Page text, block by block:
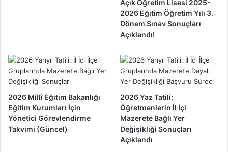
Açık Öğretim Lisesi 2025-
2026 Eğitim Öğretim Yılı 3.
Dönem Sınav Sonuçları
Açıklandı!
2026 Millî Eğitim Bakanlığı
Eğitim Kurumları İçin
Yönetici Görevlendirme
Takvimi (Güncel)
2026 Yaz Tatili:
Öğretmenlerin İl İçi
Mazerete Bağlı Yer
Değişikliği Sonuçları
Açıklandı